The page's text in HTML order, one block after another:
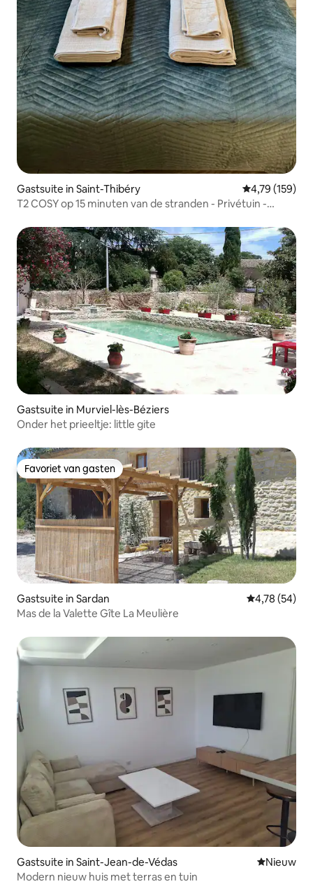
Gastsuite in Saint-Thibéry Gemiddelde
4,79 (159)
T2 COSY op 15 minuten van de stranden - Privétuin -
Gastsuite in Murviel-lès-Béziers
Onder het prieeltje: little gite
Favoriet van gasten
Favoriet van gasten
Gastsuite in Sardan Gemiddelde
4,78 (54)
Mas de la Valette Gîte La Meulière
Gastsuite in Saint-Jean-de-Védas Nieuwe
Nieuw
Modern nieuw huis met terras en tuin